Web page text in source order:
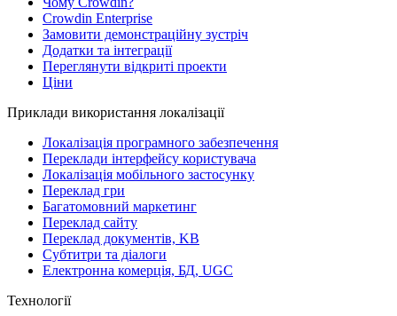
Crowdin Enterprise
Замовити демонстраційну зустріч
Додатки та інтеграції
Переглянути відкриті проекти
Ціни
Приклади використання локалізації
Локалізація програмного забезпечення
Переклади інтерфейсу користувача
Локалізація мобільного застосунку
Переклад гри
Багатомовний маркетинг
Переклад сайту
Переклад документів, KB
Субтитри та діалоги
Електронна комерція, БД, UGC
Технології